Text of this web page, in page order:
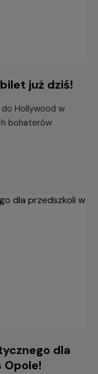
już dziś!
Hollywood w
bohaterów
dla
Opole!